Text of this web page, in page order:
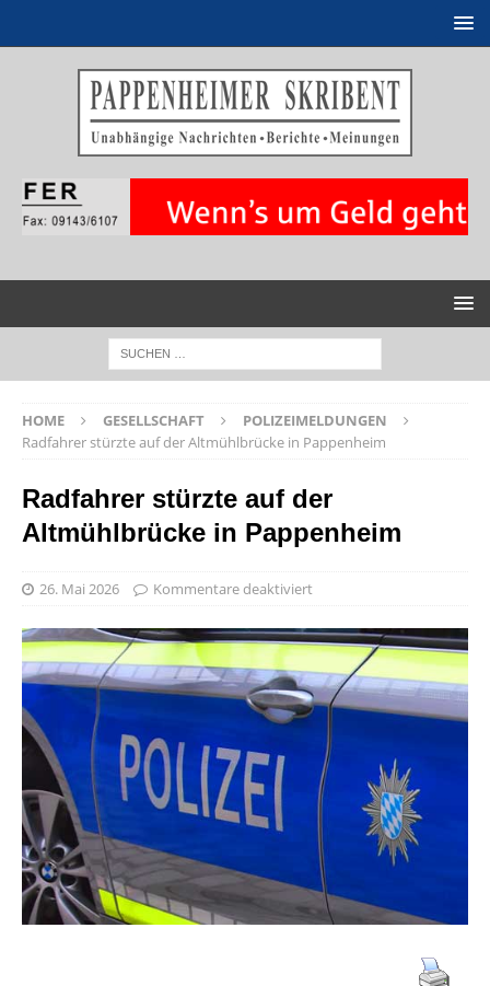
HOME GESELLSCHAFT
POLIZEIMELDUNGEN
Radfahrer stürzte auf der Altmühlbrücke in Pappenheim
Radfahrer stürzte auf der
Altmühlbrücke in Pappenheim
26. Mai 2026 Kommentare deaktiviert